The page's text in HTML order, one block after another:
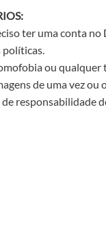
ter uma conta no
políticas.
ou qualquer
de uma vez ou
responsabilidade